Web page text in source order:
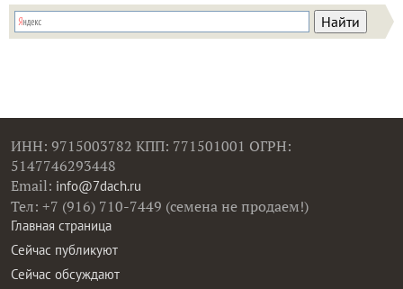
ИНН: 9715003782 КПП: 771501001 ОГРН:
5147746293448
Email: info@7dach.ru
Тел: +7 (916) 710-7449 (семена не продаем!)
Главная страница
Сейчас публикуют
Сейчас обсуждают